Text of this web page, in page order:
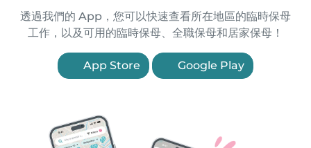
透過我們的 App，您可以快速查看所在地區的臨時保母
工作，以及可用的臨時保母、全職保母和居家保母！
App Store Google Play